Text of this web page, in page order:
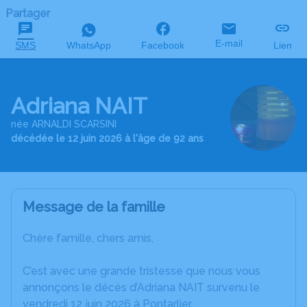
Partager
SMS WhatsApp Facebook E-mail Lien
Adriana NAIT
née ARNALDI SCARSINI
décédée le 12 juin 2026 à l'âge de 92 ans
Message de la famille
Chère famille, chers amis,
C’est avec une grande tristesse que nous vous
annonçons le décès d’Adriana NAIT survenu le
vendredi 12 juin 2026 à Pontarlier.